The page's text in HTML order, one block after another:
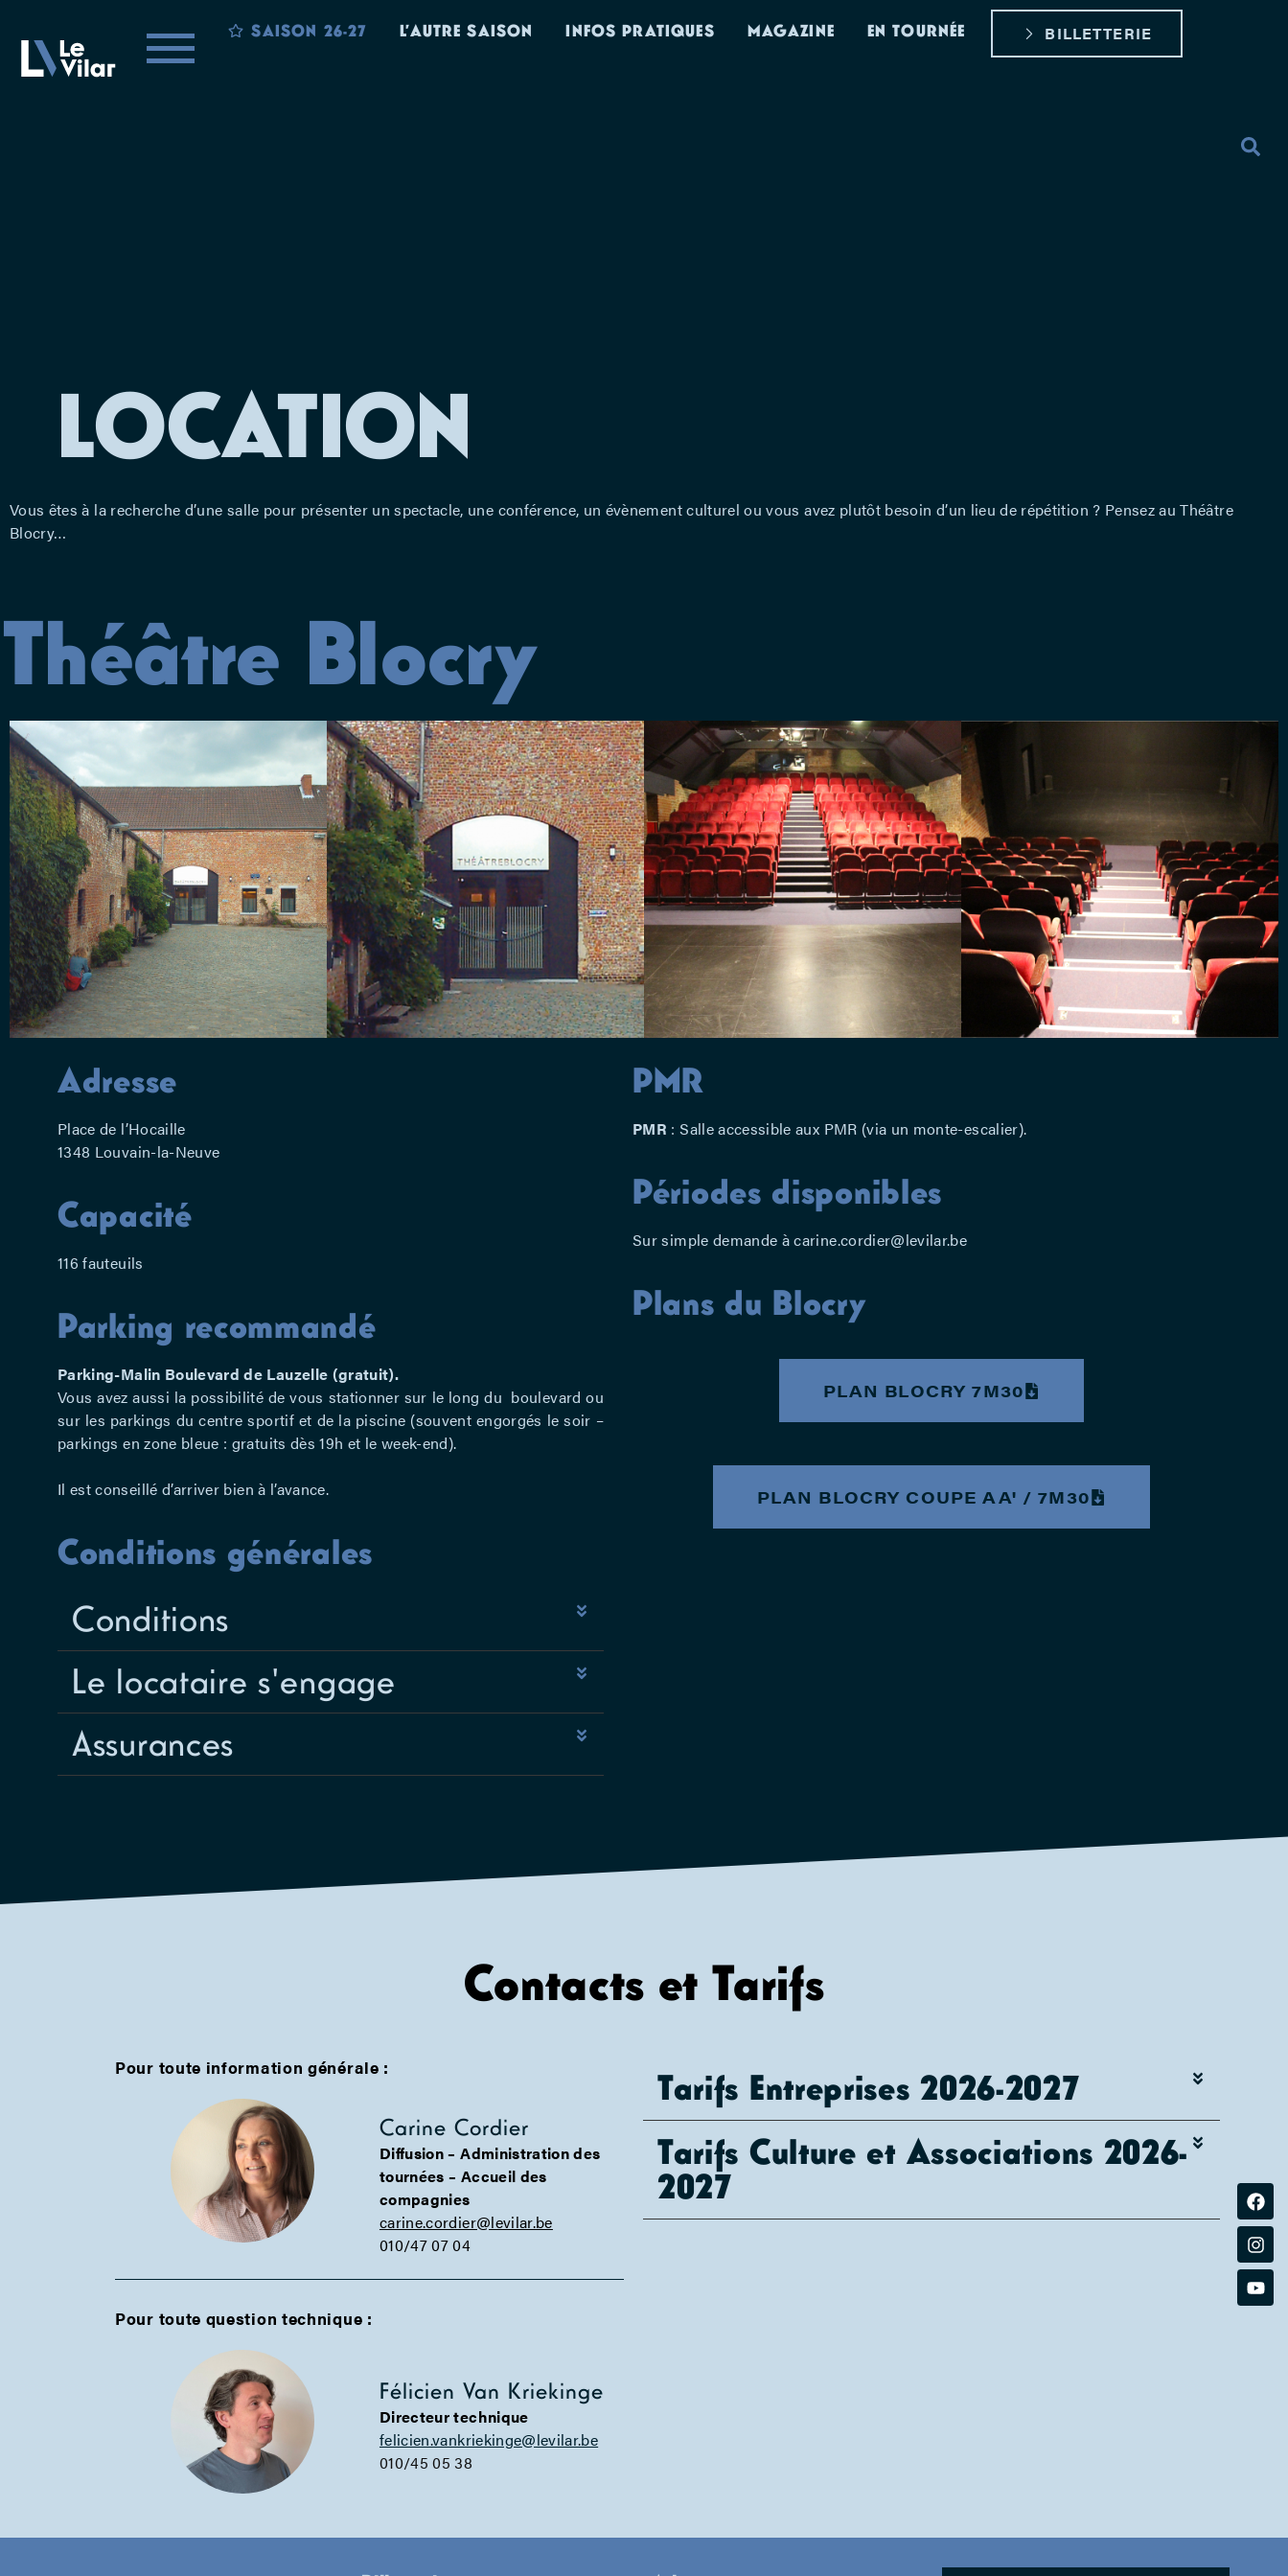
SAISON 26-27 L’AUTRE SAISON INFOS PRATIQUES MAGAZINE EN TOURNÉE BILLETTERIE
LOCATION
Vous êtes à la recherche d’une salle pour présenter un spectacle, une conférence, un évènement culturel ou vous avez plutôt besoin d’un lieu de répétition ? Pensez au Théâtre
Blocry…
Théâtre Blocry
Adresse
Place de l’Hocaille
1348 Louvain-la-Neuve
Capacité
116 fauteuils
Parking recommandé
Parking-Malin Boulevard de Lauzelle (gratuit).
Vous avez aussi la possibilité de vous stationner sur le long du boulevard ou
sur les parkings du centre sportif et de la piscine (souvent engorgés le soir –
parkings en zone bleue : gratuits dès 19h et le week-end).
Il est conseillé d’arriver bien à l’avance.
Conditions générales
Conditions
Le locataire s'engage
Assurances
PMR
PMR : Salle accessible aux PMR (via un monte-escalier).
Périodes disponibles
Sur simple demande àcarine.cordier@levilar.be
Plans du Blocry
PLAN BLOCRY 7M30
PLAN BLOCRY COUPE AA' / 7M30
Contacts et Tarifs
Pour toute information générale :
Carine Cordier
Diffusion – Administration des
tournées – Accueil des
compagnies
carine.cordier@levilar.be
010/47 07 04
Pour toute question technique :
Félicien Van Kriekinge
Directeur technique
felicien.vankriekinge@levilar.be
010/45 05 38
Tarifs Entreprises 2026-2027
Tarifs Culture et Associations 2026-
2027